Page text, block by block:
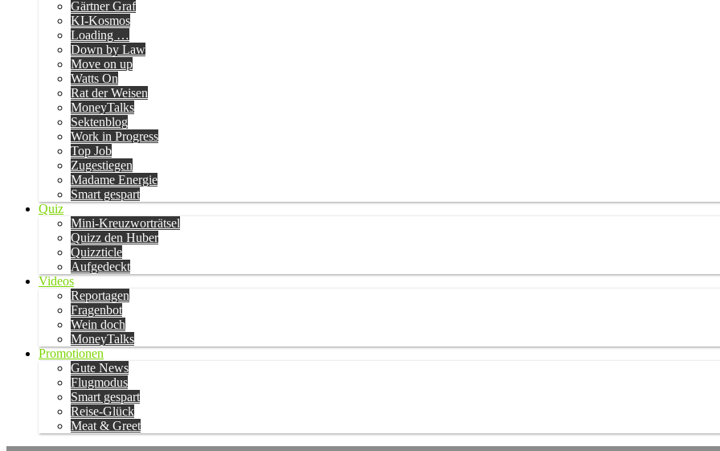
Gärtner Graf
KI-Kosmos
Loading …
Down by Law
Move on up
Watts On
Rat der Weisen
MoneyTalks
Sektenblog
Work in Progress
Top Job
Zugestiegen
Madame Energie
Smart gespart
Quiz
Mini-Kreuzworträtsel
Quizz den Huber
Quizzticle
Aufgedeckt
Videos
Reportagen
Fragenbot
Wein doch
MoneyTalks
Promotionen
Gute News
Flugmodus
Smart gespart
Reise-Glück
Meat & Greet